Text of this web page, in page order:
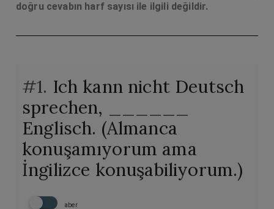
doğru cevabın harf sayısı ile ilgili değildir.
#1. Ich kann nicht Deutsch
sprechen, ______
Englisch. (Almanca
konuşamıyorum ama
İngilizce konuşabiliyorum.)
aber